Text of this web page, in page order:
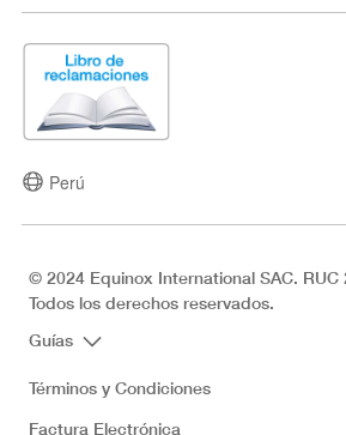
Perú
© 2024 Equinox International SAC. RUC
Todos los derechos reservados.
Guías
Términos y Condiciones
Factura Electrónica